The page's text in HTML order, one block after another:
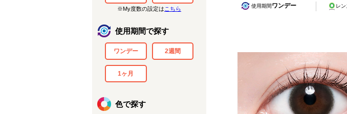
※My度数の設定は こちら
使用期間で探す
ワンデー 2週間
1ヶ月
色で探す
使用期間ワンデー レ